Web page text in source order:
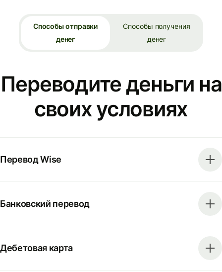
Способы отправки
денег
Способы получения
денег
Переводите деньги на
своих условиях
Перевод Wise
Банковский перевод
Дебетовая карта